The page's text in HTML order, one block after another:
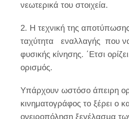
νεωτερικά του στοιχεία.
2. H τεχνική της
ταχύτητα εναλλαγής που να
φυσικής κίνησης. ΄Ετσι
ορισμός.
Υπάρχουν ωστόσο άπειρη
κινηματογράφος το ξέρει
ονειροπόληση ξεγέλασμα